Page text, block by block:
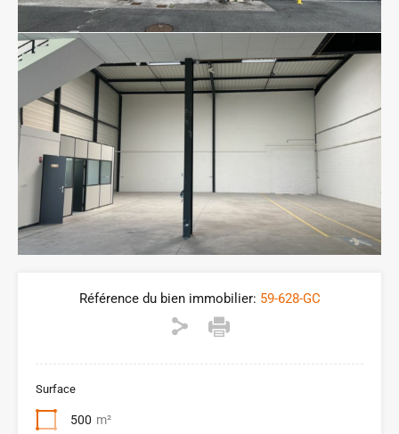
Référence du bien immobilier: 59-628-GC
Surface
500 m²